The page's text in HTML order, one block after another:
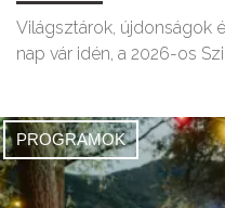
Világsztárok, újdonságok
nap vár idén, a 2026-os
PROGRAMOK